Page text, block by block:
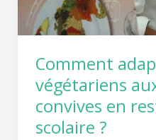
Comment
végétariens
convives en
scolaire ?
convives
en
scolaire
?